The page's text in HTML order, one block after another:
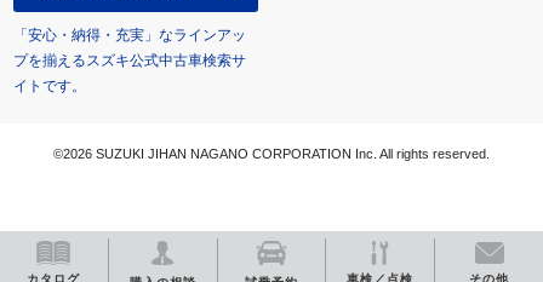
カタログ 車検／点検 その他
「安心・納得・充実」なラインアッ
プを揃えるスズキ公式中古車検索サ
イトです。
©2026 SUZUKI JIHAN NAGANO CORPORATION Inc. All rights reserved.